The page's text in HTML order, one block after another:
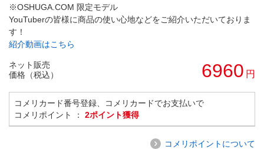
※OSHUGA.COM 限定モデル
YouTuberの皆様に商品の使い心地などをご紹介いただいておりま
す！
紹介動画はこちら
ネット販売
価格（税込）
6960 円
コメリカード番号登録、コメリカードでお支払いで
コメリポイント ： 2ポイント獲得
コメリポイントについて